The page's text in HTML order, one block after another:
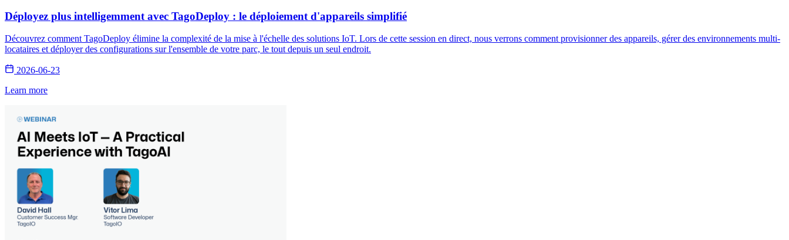
Déployez plus intelligemment avec TagoDeploy : le déploiement d'appareils simplifié
Découvrez comment TagoDeploy élimine la complexité de la mise à l'échelle des solutions IoT. Lors de cette session en direct, nous verrons comment provisionner des appareils, gérer des environnements multi-
locataires et déployer des configurations sur l'ensemble de votre parc, le tout depuis un seul endroit.
2026-06-23
Learn more